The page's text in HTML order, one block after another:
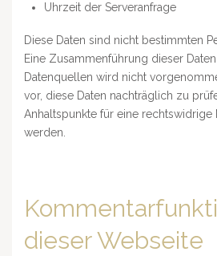
Uhrzeit der Serveranfrage
Diese Daten sind nicht bestimmten
Eine Zusammenführung dieser
Datenquellen wird nicht
vor, diese Daten nachträglich zu
Anhaltspunkte für eine rechtswidrige
werden.
dieser Webseite